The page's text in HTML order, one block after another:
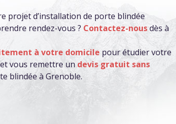
projet d’installation de porte blindée
rendez-vous ? Contactez-nousdès à
à votre domicile pour étudier votre
vous remettre un devis gratuit sans
blindée à Grenoble.